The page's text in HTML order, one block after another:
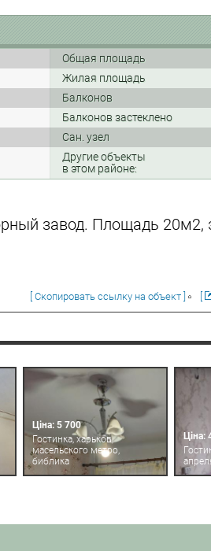
Общая площадь
Жилая площадь
Балконов
Балконов застеклено
Сан. узел
Другие объекты
в этом районе:
завод. Площадь 20м2,
[ Скопировать ссылку на объект ]
Ціна: 5 700
Гостинка, харьков,
масельского метро,
библика
Ціна: